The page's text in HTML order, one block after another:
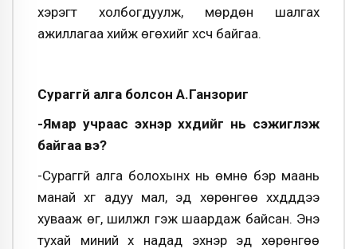
хэрэгт холбогдуулж, мөрдөн шалгах
ажиллагаа хийж өгөхийг хүсч байгаа.
Сураггүй алга болсон А.Ганзориг
-Ямар учраас эхнэр хүүхдийг нь сэжиглэж
байгаа вэ?
-Сураггүй алга болохынх нь өмнө бэр маань
манай хүүг адуу мал, эд хөрөнгөө хүүхдүүддээ
хувааж өг, шилжүүл гэж шаардаж байсан. Энэ
тухай миний хүү надад эхнэр эд хөрөнгөө